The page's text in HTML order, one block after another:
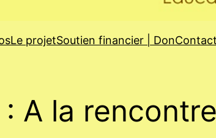
Le projetSoutien financier | DonContact
A la